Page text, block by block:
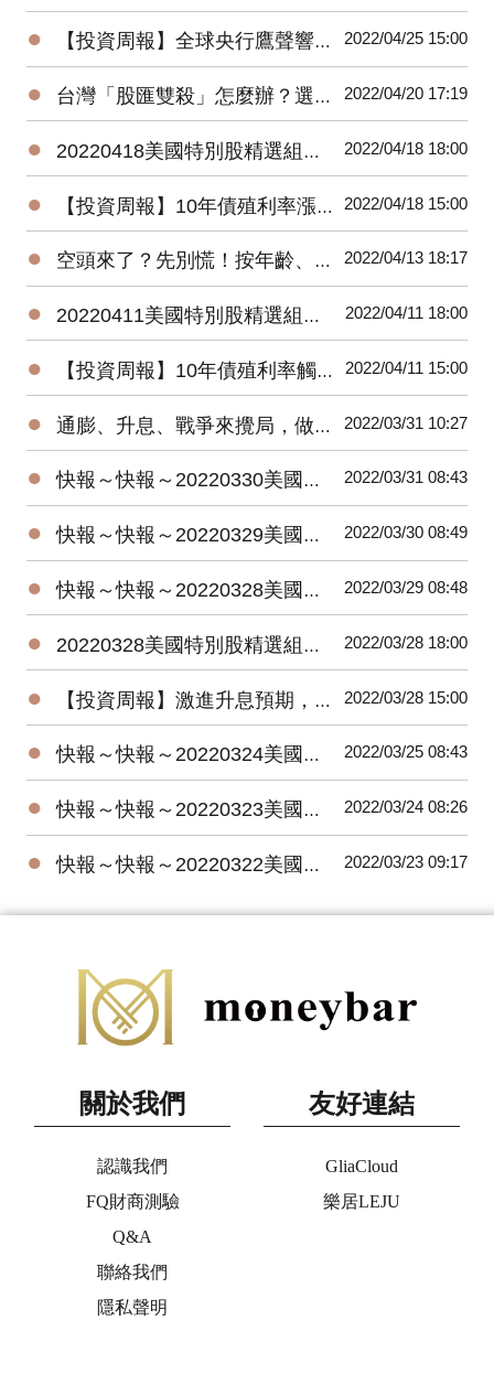
● 【投資周報】全球央行鷹聲響亮，10年債殖利率將持續往3%壓力挑戰 2022/04/25 15:00
● 台灣「股匯雙殺」怎麼辦？選對投資區域，價差、匯差一把抓 2022/04/20 17:19
● 20220418美國特別股精選組合最新績效搶先看 2022/04/18 18:00
● 【投資周報】10年債殖利率漲幅大，未來震盪整理偏跌 2022/04/18 15:00
● 空頭來了？先別慌！按年齡、資產找出攻守兼具的投資組合 2022/04/13 18:17
● 20220411美國特別股精選組合最新績效搶先看 2022/04/11 18:00
● 【投資周報】10年債殖利率觸及3年高點，短期仍有上揚壓力 2022/04/11 15:00
● 通膨、升息、戰爭來攪局，做好這件事，股災來也不怕！ 2022/03/31 10:27
● 快報～快報～20220330美國特別股ETF＋在台掛牌特別股ETF最新報價 2022/03/31 08:43
● 快報～快報～20220329美國特別股ETF＋在台掛牌特別股ETF最新報價 2022/03/30 08:49
● 快報～快報～20220328美國特別股ETF＋在台掛牌特別股ETF最新報價 2022/03/29 08:48
● 20220328美國特別股精選組合最新績效搶先看 2022/03/28 18:00
● 【投資周報】激進升息預期，債市持續承壓，殖利率仍有上升的壓力！ 2022/03/28 15:00
● 快報～快報～20220324美國特別股ETF＋在台掛牌特別股ETF最新報價 2022/03/25 08:43
● 快報～快報～20220323美國特別股ETF＋在台掛牌特別股ETF最新報價 2022/03/24 08:26
● 快報～快報～20220322美國特別股ETF＋在台掛牌特別股ETF最新報價 2022/03/23 09:17
關於我們
認識我們
FQ財商測驗
Q&A
聯絡我們
隱私聲明
友好連結
GliaCloud
樂居LEJU